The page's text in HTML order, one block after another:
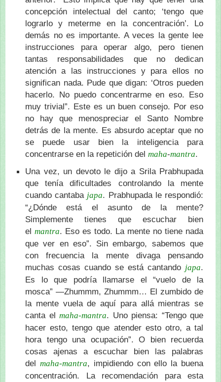
concepción intelectual del canto; ‘tengo que
lograrlo y meterme en la concentración’. Lo
demás no es importante. A veces la gente lee
instrucciones para operar algo, pero tienen
tantas responsabilidades que no dedican
atención a las instrucciones y para ellos no
significan nada. Pude que digan: ‘Otros pueden
hacerlo. No puedo concentrarme en eso. Eso
muy trivial”. Este es un buen consejo. Por eso
no hay que menospreciar el Santo Nombre
detrás de la mente. Es absurdo aceptar que no
se puede usar bien la inteligencia para
concentrarse en la repetición del maha-mantra.
Una vez, un devoto le dijo a Srila Prabhupada
que tenía dificultades controlando la mente
cuando cantaba japa. Prabhupada le respondió:
“¿Dónde está el asunto de la mente?
Simplemente tienes que escuchar bien
el mantra. Eso es todo. La mente no tiene nada
que ver en eso”. Sin embargo, sabemos que
con frecuencia la mente divaga pensando
muchas cosas cuando se está cantando japa.
Es lo que podría llamarse el “vuelo de la
mosca” —Zhummm, Zhummm… El zumbido de
la mente vuela de aquí para allá mientras se
canta el maha-mantra. Uno piensa: “Tengo que
hacer esto, tengo que atender esto otro, a tal
hora tengo una ocupación”. O bien recuerda
cosas ajenas a escuchar bien las palabras
del maha-mantra, impidiendo con ello la buena
concentración. La recomendación para esta